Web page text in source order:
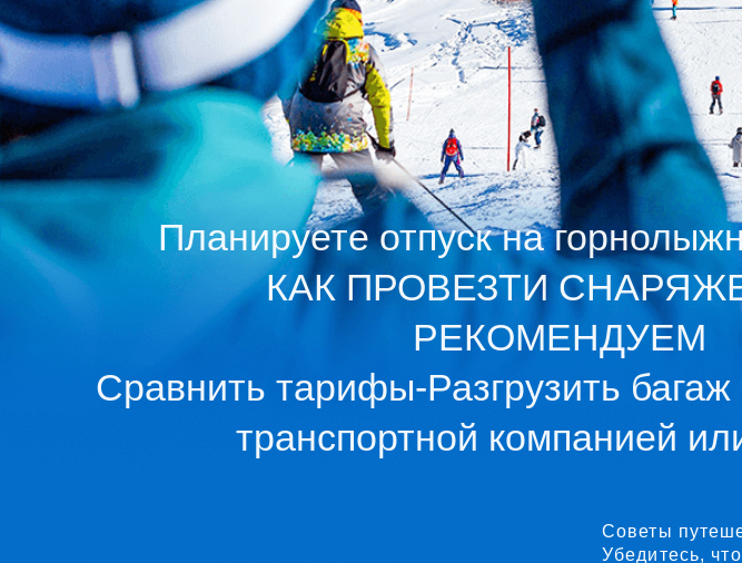
Планируете отпуск на горнолыжном
КАК ПРОВЕЗТИ
РЕКОМЕНДУЕМ
Сравнить тарифы-Разгрузить багаж -
транспортной компанией или
Убедитесь, что у вас
отдыха.
потребоваться.
Заранее посмотрите